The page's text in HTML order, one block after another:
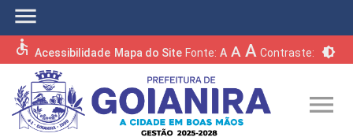
menu
accessible Acessibilidade Mapa do Site Fonte: A A A Contraste: brightness_6
menu